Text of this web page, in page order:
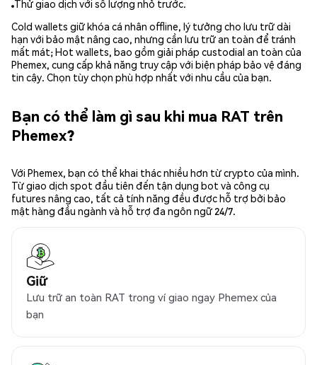
Thử giao dịch với số lượng nhỏ trước.
Cold wallets giữ khóa cá nhân offline, lý tưởng cho lưu trữ dài
hạn với bảo mật nâng cao, nhưng cần lưu trữ an toàn để tránh
mất mát; Hot wallets, bao gồm giải pháp custodial an toàn của
Phemex, cung cấp khả năng truy cập với biện pháp bảo vệ đáng
tin cậy. Chọn tùy chọn phù hợp nhất với nhu cầu của bạn.
Bạn có thể làm gì sau khi mua RAT trên
Phemex?
Với Phemex, bạn có thể khai thác nhiều hơn từ crypto của mình.
Từ giao dịch spot đầu tiên đến tận dụng bot và công cụ
futures nâng cao, tất cả tính năng đều được hỗ trợ bởi bảo
mật hàng đầu ngành và hỗ trợ đa ngôn ngữ 24/7.
Giữ
Lưu trữ an toàn RAT trong ví giao ngay Phemex của
bạn